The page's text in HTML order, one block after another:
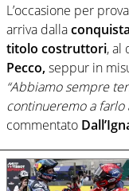
L’occasione per
arriva dalla
titolo costruttori, al
Pecco,seppur in
“Abbiamo sempre
continueremo a farlo
commentato